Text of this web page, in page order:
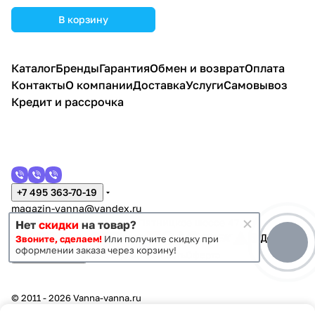
В корзину
КаталогБрендыГарантияОбмен и возвратОплата
КонтактыО компанииДоставкаУслугиСамовывоз
Кредит и рассрочка
+7 495 363-70-19
magazin-vanna@yandex.ru
г. Москва, Митино, улица Пятницкое шоссе 47
Темная тема Конфиденциальность
© 2011 - 2026 Vanna-vanna.ru
Нет скидки на товар?
Звоните, сделаем! Или получите скидку при
оформлении заказа через корзину!